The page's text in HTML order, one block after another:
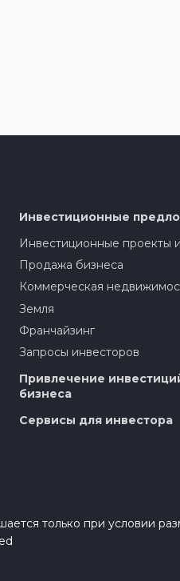
Инвестиционные
Инвестиционные проекты
Продажа бизнеса
Коммерческая
Земля
Франчайзинг
Запросы инвесторов
Привлечение
бизнеса
Сервисы для инвестора
только при условии